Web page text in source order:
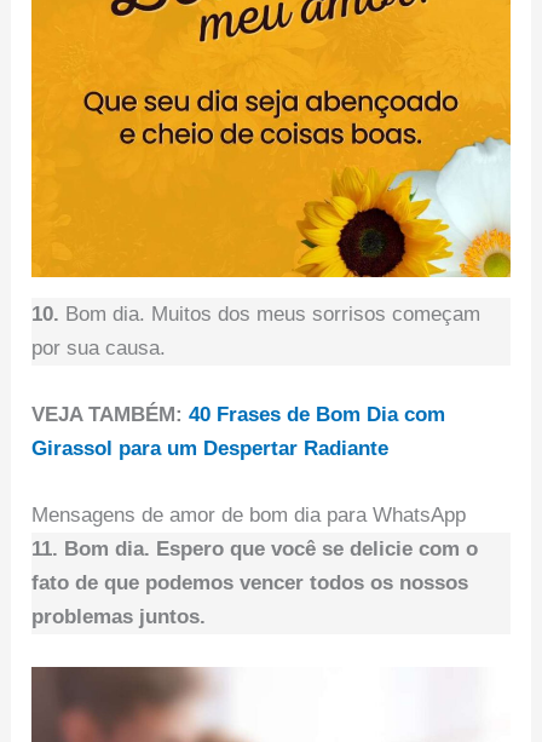
10. Bom dia. Muitos dos meus sorrisos começam
por sua causa.
VEJA TAMBÉM:40 Frases de Bom Dia com
Girassol para um Despertar Radiante
Mensagens de amor de bom dia para WhatsApp
11. Bom dia. Espero que você se delicie com o
fato de que podemos vencer todos os nossos
problemas juntos.